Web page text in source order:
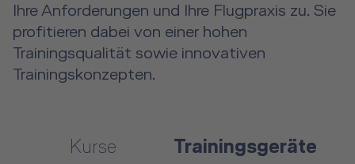
Ihre Anforderungen und Ihre Flugpraxis zu. Sie
profitieren dabei von einer hohen
Trainingsqualität sowie innovativen
Trainingskonzepten.
Kurse Trainingsgeräte